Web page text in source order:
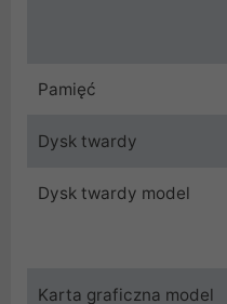
Pamięć
Dysk twardy
Dysk twardy model
Karta graficzna model